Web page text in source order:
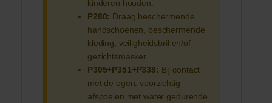
kinderen houden.
P280: Draag beschermende
handschoenen, beschermende
kleding, veiligheidsbril en/of
gezichtsmasker.
P305+P351+P338: Bij contact
met de ogen: voorzichtig
afspoelen met water gedurende